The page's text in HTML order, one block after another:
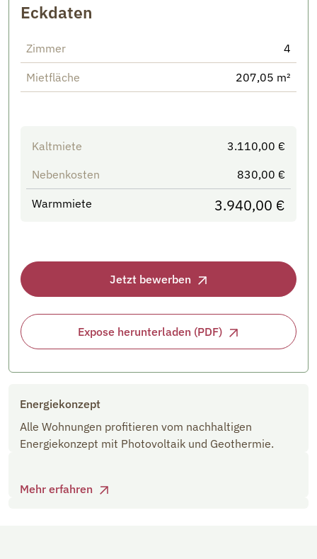
Eckdaten
Zimmer 4
Mietfläche 207,05 m²
Kaltmiete
3.110,00 €
Nebenkosten
830,00 €
Warmmiete 3.940,00 €
Jetzt bewerben
Expose herunterladen (PDF)
Energiekonzept
Alle Wohnungen profitieren vom nachhaltigen
Energiekonzept mit Photovoltaik und Geothermie.
Mehr erfahren